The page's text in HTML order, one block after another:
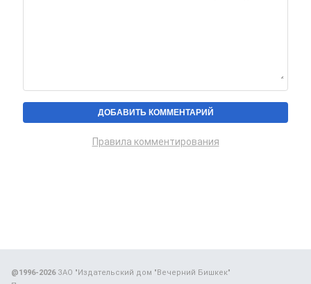
Правила комментирования
@1996-2026ЗАО "Издательский дом "Вечерний Бишкек"